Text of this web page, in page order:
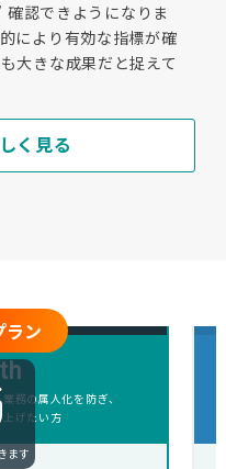
認できようになりま
により有効な指標が確
大きな成果だと捉えて
く見る
ラン
務の属人化を防ぎ、
げたい方